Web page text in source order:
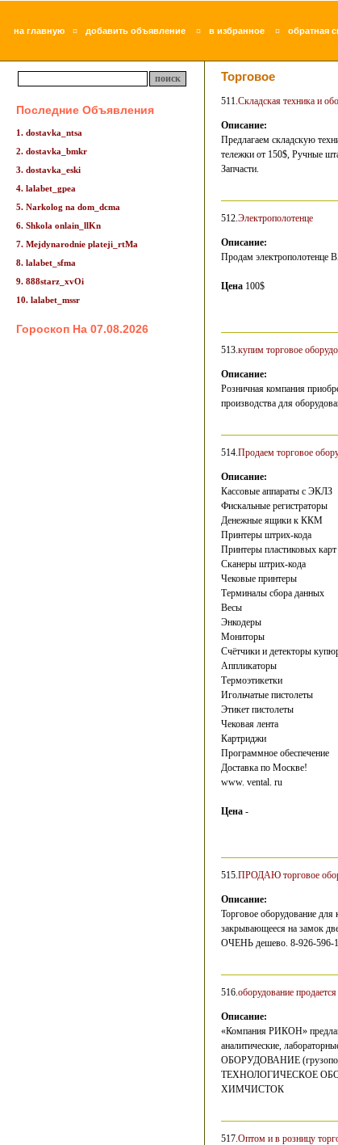
на главную ¤ добавить объявление ¤ в избранное ¤ обратная
Последние Объявления
1. dostavka_ntsa
2. dostavka_bmkr
3. dostavka_eski
4. lalabet_gpea
5. Narkolog na dom_dcma
6. Shkola onlain_llKn
7. Mejdynarodnie plateji_rtMa
8. lalabet_sfma
9. 888starz_xvOi
10. lalabet_mssr
Гороскоп На 07.08.2026
Торговое
511.Складская техника и
Описание:
Предлагаем складскую
тележки от 150$, Ручные
Запчасти.
512.Электрополотенце
Описание:
Продам электрополотенце
Цена 100$
513.купим торговое
Описание:
Розничная компания
производства для
514.Продаем торговое
Описание:
Кассовые аппараты с ЭКЛЗ
Фискальные регистраторы
Денежные ящики к ККМ
Принтеры штрих-кода
Принтеры пластиковых карт
Сканеры штрих-кода
Чековые принтеры
Терминалы сбора данных
Весы
Энкодеры
Мониторы
Счётчики и детекторы
Аппликаторы
Термоэтикетки
Игольчатые пистолеты
Этикет пистолеты
Чековая лента
Картриджи
Программное обеспечение
Доставка по Москве!
www. vental. ru
Цена -
515.ПРОДАЮ торговое
Описание:
Торговое оборудование
закрывающееся на замок
ОЧЕНЬ дешево. 8-926-596-
516.оборудование продается
Описание:
«Компания РИКОН»
аналитические,
ОБОРУДОВАНИЕ
ТЕХНОЛОГИЧЕСКОЕ
ХИМЧИСТОК
517.Оптом и в розницу